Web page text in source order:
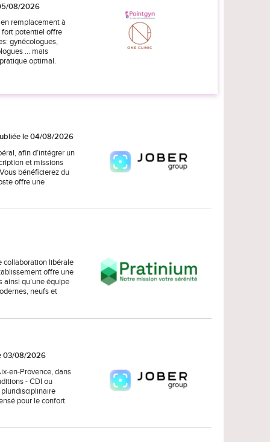
08/2026
remplacement à
fort potentiel offre
gynécologues,
... mais
optimal.
le 04/08/2026
afin d’intégrer un
et missions
bénéficierez du
offre une
collaboration libérale
offre une
ainsi qu’une équipe
neufs et
03/08/2026
en-Provence, dans
- CDI ou
pour le confort